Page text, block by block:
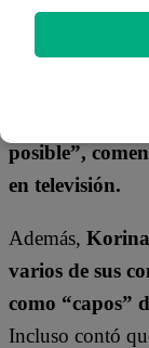
La también
objetivos
posible”,
en televisión.
Además,
varios de sus
como “capos”
Incluso contó